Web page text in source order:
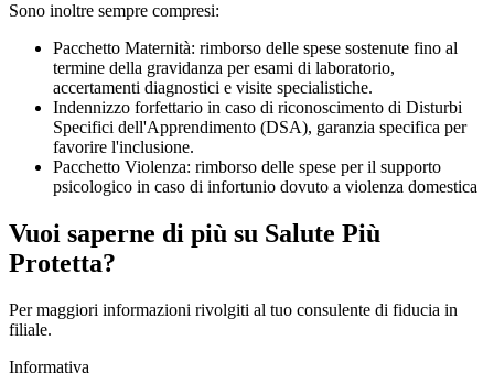
Sono inoltre sempre compresi:
Pacchetto Maternità: rimborso delle spese sostenute fino al
termine della gravidanza per esami di laboratorio,
accertamenti diagnostici e visite specialistiche.
Indennizzo forfettario in caso di riconoscimento di Disturbi
Specifici dell'Apprendimento (DSA), garanzia specifica per
favorire l'inclusione.
Pacchetto Violenza: rimborso delle spese per il supporto
psicologico in caso di infortunio dovuto a violenza domestica
Vuoi saperne di più su Salute Più
Protetta?
Per maggiori informazioni rivolgiti al tuo consulente di fiducia in
filiale.
Informativa